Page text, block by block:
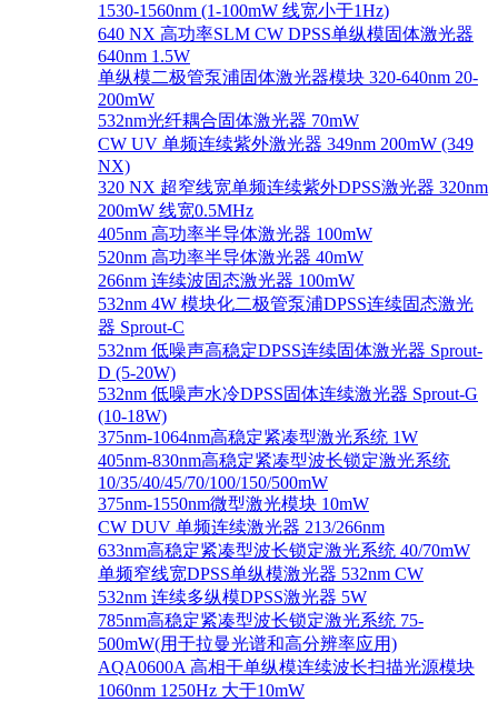
1530-1560nm (1-100mW 线宽小于1Hz)
640 NX 高功率SLM CW DPSS单纵模固体激光器
640nm 1.5W
单纵模二极管泵浦固体激光器模块 320-640nm 20-
200mW
532nm光纤耦合固体激光器 70mW
CW UV 单频连续紫外激光器 349nm 200mW (349
NX)
320 NX 超窄线宽单频连续紫外DPSS激光器 320nm
200mW 线宽0.5MHz
405nm 高功率半导体激光器 100mW
520nm 高功率半导体激光器 40mW
266nm 连续波固态激光器 100mW
532nm 4W 模块化二极管泵浦DPSS连续固态激光
器 Sprout-C
532nm 低噪声高稳定DPSS连续固体激光器 Sprout-
D (5-20W)
532nm 低噪声水冷DPSS固体连续激光器 Sprout-G
(10-18W)
375nm-1064nm高稳定紧凑型激光系统 1W
405nm-830nm高稳定紧凑型波长锁定激光系统
10/35/40/45/70/100/150/500mW
375nm-1550nm微型激光模块 10mW
CW DUV 单频连续激光器 213/266nm
633nm高稳定紧凑型波长锁定激光系统 40/70mW
单频窄线宽DPSS单纵模激光器 532nm CW
532nm 连续多纵模DPSS激光器 5W
785nm高稳定紧凑型波长锁定激光系统 75-
500mW(用于拉曼光谱和高分辨率应用)
AQA0600A 高相干单纵模连续波长扫描光源模块
1060nm 1250Hz 大于10mW